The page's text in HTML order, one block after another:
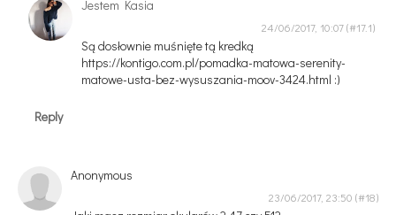
Jestem Kasia
24/06/2017, 10:07
Są dosłownie muśnięte tą kredką
https://kontigo.com.pl/pomadka-matowa-serenity-
matowe-usta-bez-wysuszania-moov-3424.html :)
Reply
Anonymous
23/06/2017, 23:50